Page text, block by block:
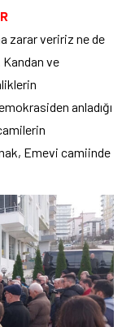
zarar veririz ne de
Kandan ve
anladığı
Emevi camiinde